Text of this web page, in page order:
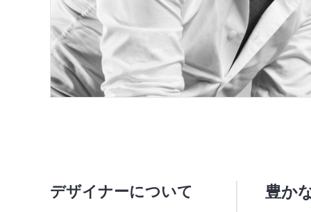
デザイナーについて 豊か